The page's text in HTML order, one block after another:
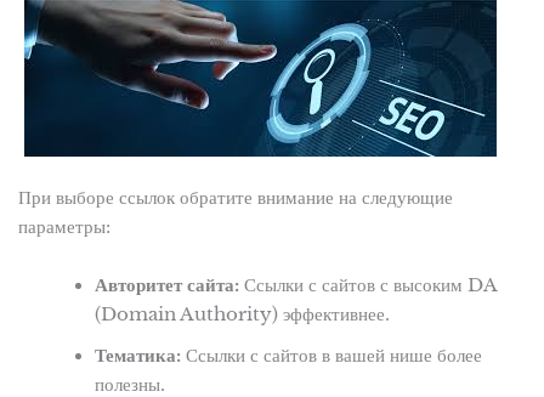
При выборе ссылок обратите внимание на следующие
параметры:
Авторитет сайта: Ссылки с сайтов с высоким DA
(Domain Authority) эффективнее.
Тематика: Ссылки с сайтов в вашей нише более
полезны.